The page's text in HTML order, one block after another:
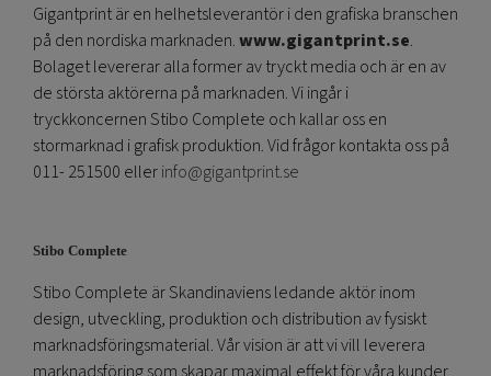
Gigantprint är en helhetsleverantör i den grafiska branschen
på den nordiska marknaden.www.gigantprint.se.
Bolaget levererar alla former av tryckt media och är en av
de största aktörerna på marknaden. Vi ingår i
tryckkoncernen Stibo Complete och kallar oss en
stormarknad i grafisk produktion. Vid frågor kontakta oss på
011- 251500 ellerinfo@gigantprint.se
Stibo Complete
Stibo Complete är Skandinaviens ledande aktör inom
design, utveckling, produktion och distribution av fysiskt
marknadsföringsmaterial. Vår vision är att vi vill leverera